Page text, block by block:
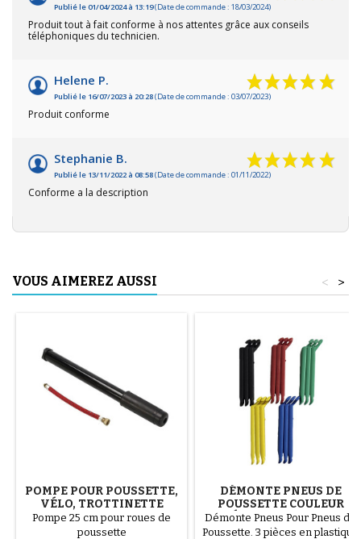
Publié le 01/04/2024 à 13:19(Date de commande : 18/03/2024)
Produit tout à fait conforme à nos attentes grâce aux conseils
téléphoniques du technicien.
Helene P.
Publié le 16/07/2023 à 20:28(Date de commande : 03/07/2023)
Produit conforme
Stephanie B.
Publié le 13/11/2022 à 08:58(Date de commande : 01/11/2022)
Conforme a la description
VOUS AIMEREZ AUSSI >
<
POMPE POUR POUSSETTE,
VÉLO, TROTTINETTE
Pompe 25 cm pour roues de
poussette
DÉMONTE PNEUS DE
POUSSETTE COULEUR
ALÉATOIRE 1 LOT DE 3
PIÈCES
Démonte Pneus Pour Pneus de
Poussette. 3 pièces en plastique